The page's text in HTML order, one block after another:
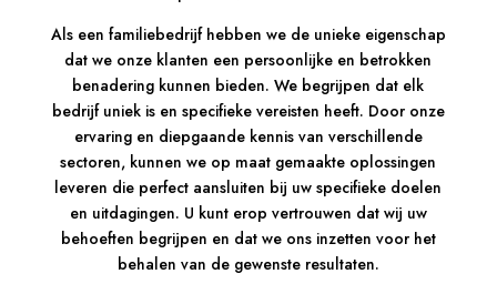
Als een familiebedrijf hebben we de unieke eigenschap
dat we onze klanten een persoonlijke en betrokken
benadering kunnen bieden. We begrijpen dat elk
bedrijf uniek is en specifieke vereisten heeft. Door onze
ervaring en diepgaande kennis van verschillende
sectoren, kunnen we op maat gemaakte oplossingen
leveren die perfect aansluiten bij uw specifieke doelen
en uitdagingen. U kunt erop vertrouwen dat wij uw
behoeften begrijpen en dat we ons inzetten voor het
behalen van de gewenste resultaten.